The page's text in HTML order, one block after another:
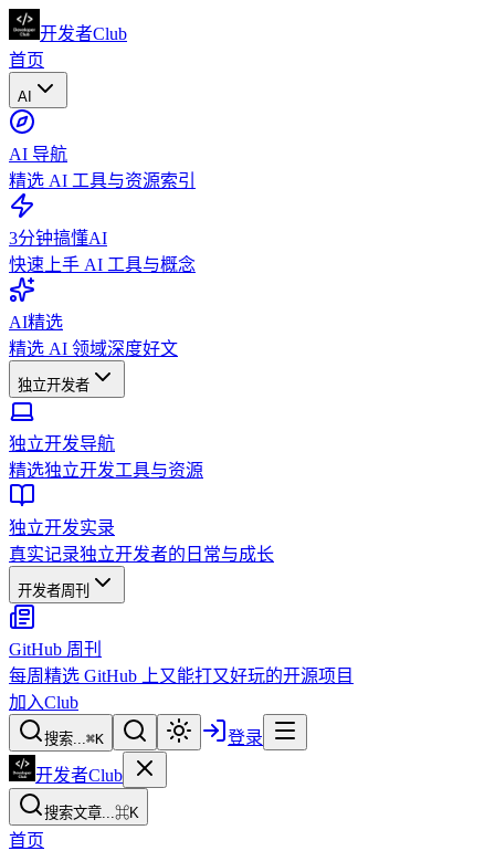
开发者Club
首页
AI
AI 导航
精选 AI 工具与资源索引
3分钟搞懂AI
快速上手 AI 工具与概念
AI精选
精选 AI 领域深度好文
独立开发者
独立开发导航
精选独立开发工具与资源
独立开发实录
真实记录独立开发者的日常与成长
开发者周刊
GitHub 周刊
每周精选 GitHub 上又能打又好玩的开源项目
加入Club
搜索...⌘K
登录
开发者Club
搜索文章...⌘K
首页